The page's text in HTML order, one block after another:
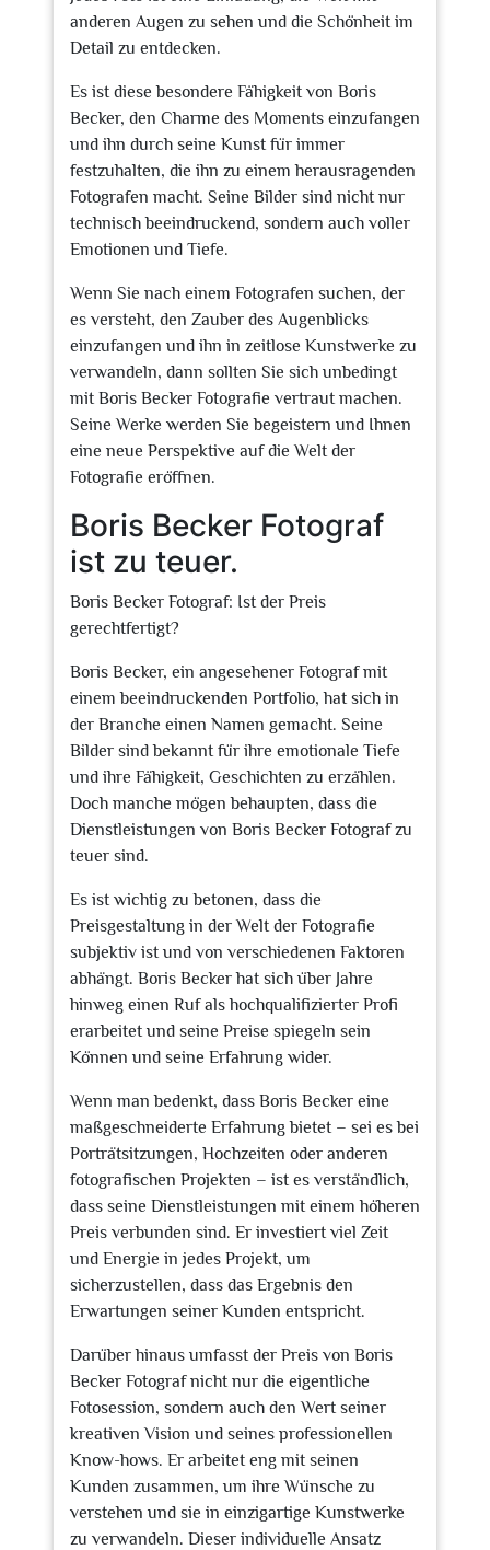
anderen Augen zu sehen und die Schönheit im
Detail zu entdecken.
Es ist diese besondere Fähigkeit von Boris
Becker, den Charme des Moments einzufangen
und ihn durch seine Kunst für immer
festzuhalten, die ihn zu einem herausragenden
Fotografen macht. Seine Bilder sind nicht nur
technisch beeindruckend, sondern auch voller
Emotionen und Tiefe.
Wenn Sie nach einem Fotografen suchen, der
es versteht, den Zauber des Augenblicks
einzufangen und ihn in zeitlose Kunstwerke zu
verwandeln, dann sollten Sie sich unbedingt
mit Boris Becker Fotografie vertraut machen.
Seine Werke werden Sie begeistern und Ihnen
eine neue Perspektive auf die Welt der
Fotografie eröffnen.
Boris Becker Fotograf
ist zu teuer.
Boris Becker Fotograf: Ist der Preis
gerechtfertigt?
Boris Becker, ein angesehener Fotograf mit
einem beeindruckenden Portfolio, hat sich in
der Branche einen Namen gemacht. Seine
Bilder sind bekannt für ihre emotionale Tiefe
und ihre Fähigkeit, Geschichten zu erzählen.
Doch manche mögen behaupten, dass die
Dienstleistungen von Boris Becker Fotograf zu
teuer sind.
Es ist wichtig zu betonen, dass die
Preisgestaltung in der Welt der Fotografie
subjektiv ist und von verschiedenen Faktoren
abhängt. Boris Becker hat sich über Jahre
hinweg einen Ruf als hochqualifizierter Profi
erarbeitet und seine Preise spiegeln sein
Können und seine Erfahrung wider.
Wenn man bedenkt, dass Boris Becker eine
maßgeschneiderte Erfahrung bietet – sei es bei
Porträtsitzungen, Hochzeiten oder anderen
fotografischen Projekten – ist es verständlich,
dass seine Dienstleistungen mit einem höheren
Preis verbunden sind. Er investiert viel Zeit
und Energie in jedes Projekt, um
sicherzustellen, dass das Ergebnis den
Erwartungen seiner Kunden entspricht.
Darüber hinaus umfasst der Preis von Boris
Becker Fotograf nicht nur die eigentliche
Fotosession, sondern auch den Wert seiner
kreativen Vision und seines professionellen
Know-hows. Er arbeitet eng mit seinen
Kunden zusammen, um ihre Wünsche zu
verstehen und sie in einzigartige Kunstwerke
zu verwandeln. Dieser individuelle Ansatz